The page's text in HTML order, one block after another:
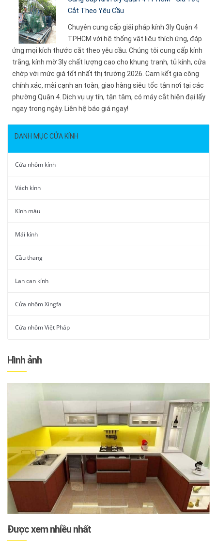
Cắt Theo Yêu Cầu
Chuyên cung cấp giải pháp kính 3ly Quận 4
TPHCM với hệ thống vật liệu thích ứng, đáp
ứng mọi kích thước cắt theo yêu cầu. Chúng tôi cung cấp kính
trắng, kính mờ 3ly chất lượng cao cho khung tranh, tủ kính, cửa
chớp với mức giá tốt nhất thị trường 2026. Cam kết gia công
chính xác, mài cạnh an toàn, giao hàng siêu tốc tận nơi tại các
phường Quận 4. Dịch vụ uy tín, tận tâm, có máy cắt hiện đại lấy
ngay trong ngày. Liên hệ báo giá ngay!
DANH MỤC CỬA KÍNH
Cửa nhôm kính
Vách kính
Kính màu
Mái kính
Cầu thang
Lan can kính
Cửa nhôm Xingfa
Cửa nhôm Việt Pháp
Hình ảnh
Được xem nhiều nhất